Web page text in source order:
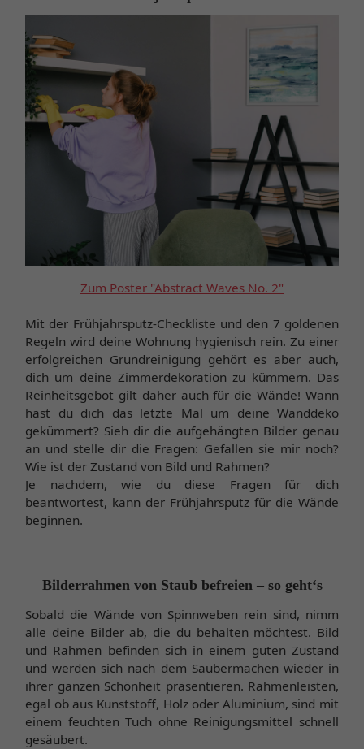
Zum Poster "Abstract Waves No. 2"
Mit der Frühjahrsputz-Checkliste und den 7 goldenen
Regeln wird deine Wohnung hygienisch rein. Zu einer
erfolgreichen Grundreinigung gehört es aber auch,
dich um deine Zimmerdekoration zu kümmern. Das
Reinheitsgebot gilt daher auch für die Wände! Wann
hast du dich das letzte Mal um deine Wanddeko
gekümmert? Sieh dir die aufgehängten Bilder genau
an und stelle dir die Fragen: Gefallen sie mir noch?
Wie ist der Zustand von Bild und Rahmen?
Je nachdem, wie du diese Fragen für dich
beantwortest, kann der Frühjahrsputz für die Wände
beginnen.
Bilderrahmen von Staub befreien – so geht‘s
Sobald die Wände von Spinnweben rein sind, nimm
alle deine Bilder ab, die du behalten möchtest. Bild
und Rahmen befinden sich in einem guten Zustand
und werden sich nach dem Saubermachen wieder in
ihrer ganzen Schönheit präsentieren. Rahmenleisten,
egal ob aus Kunststoff, Holz oder Aluminium, sind mit
einem feuchten Tuch ohne Reinigungsmittel schnell
gesäubert.